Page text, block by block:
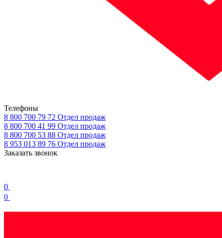
Телефоны
8 800 700 79 72 Отдел продаж
8 800 700 41 99 Отдел продаж
8 800 700 53 88 Отдел продаж
8 953 013 89 76 Отдел продаж
Заказать звонок
0
0